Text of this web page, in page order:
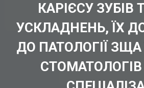
КАРІЄСУ ЗУБІВ
УСКЛАДНЕНЬ, ЇХ
ДО ПАТОЛОГІЇ ЗЩА
СТОМАТОЛОГІВ